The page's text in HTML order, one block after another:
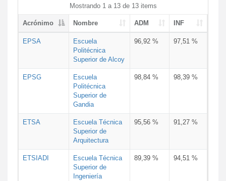
Mostrando 1 a 13 de 13 items
Acrónimo Nombre ADM INF
EPSA
Escuela
Politécnica
Superior de Alcoy
96,92 % 97,51 %
EPSG
Escuela
Politécnica
Superior de
Gandia
98,84 % 98,39 %
ETSA
Escuela Técnica
Superior de
Arquitectura
95,56 % 91,27 %
ETSIADI
Escuela Técnica
Superior de
Ingeniería
89,39 % 94,51 %